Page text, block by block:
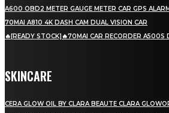
A600 OBD2 METER GAUGE METER CAR GPS ALARM
70MAI A810 4K DASH CAM DUAL VISION CAR
🔥[READY STOCK]🔥70MAI CAR RECORDER A500S
SKINCARE
CERA GLOW OIL BY CLARA BEAUTE CLARA